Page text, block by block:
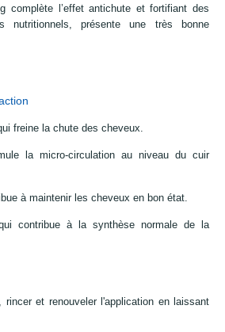
complète l’effet antichute et fortifiant des
nutritionnels, présente une très bonne
freine la chute des cheveux.
la micro-circulation au niveau du cuir
à maintenir les cheveux en bon état.
contribue à la synthèse normale de la
rincer et renouveler l'application en laissant